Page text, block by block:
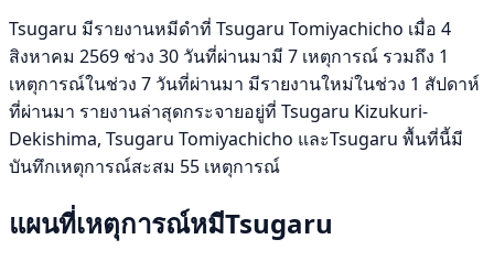
Tsugaru มีรายงานหมีดำที่ Tsugaru Tomiyachicho เมื่อ 4
สิงหาคม 2569 ช่วง 30 วันที่ผ่านมามี 7 เหตุการณ์ รวมถึง 1
เหตุการณ์ในช่วง 7 วันที่ผ่านมา มีรายงานใหม่ในช่วง 1 สัปดาห์
ที่ผ่านมา รายงานล่าสุดกระจายอยู่ที่ Tsugaru Kizukuri-
Dekishima, Tsugaru Tomiyachicho และTsugaru พื้นที่นี้มี
บันทึกเหตุการณ์สะสม 55 เหตุการณ์
แผนที่เหตุการณ์หมีTsugaru